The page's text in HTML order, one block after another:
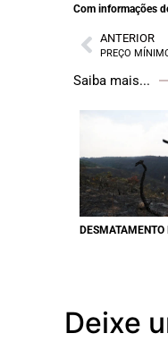
Com informações
ANTERIOR
PREÇO
Saiba mais...
Deixe